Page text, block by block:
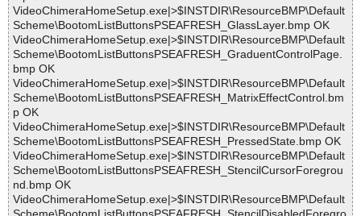
VideoChimeraHomeSetup.exe|>$INSTDIR\ResourceBMP\Default
Scheme\BootomListButtonsPSEAFRESH_GlassLayer.bmp OK
VideoChimeraHomeSetup.exe|>$INSTDIR\ResourceBMP\Default
Scheme\BootomListButtonsPSEAFRESH_GraduentControlPage.
bmp OK
VideoChimeraHomeSetup.exe|>$INSTDIR\ResourceBMP\Default
Scheme\BootomListButtonsPSEAFRESH_MatrixEffectControl.bm
p OK
VideoChimeraHomeSetup.exe|>$INSTDIR\ResourceBMP\Default
Scheme\BootomListButtonsPSEAFRESH_PressedState.bmp OK
VideoChimeraHomeSetup.exe|>$INSTDIR\ResourceBMP\Default
Scheme\BootomListButtonsPSEAFRESH_StencilCursorForegrou
nd.bmp OK
VideoChimeraHomeSetup.exe|>$INSTDIR\ResourceBMP\Default